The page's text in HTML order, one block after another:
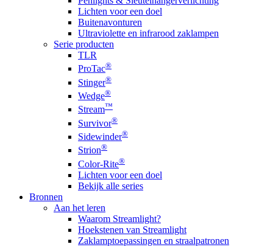
Lichten voor een doel
Buitenavonturen
Ultraviolette en infrarood zaklampen
Serie producten
TLR
ProTac®
Stinger®
Wedge®
Stream™
Survivor®
Sidewinder®
Strion®
Color-Rite®
Lichten voor een doel
Bekijk alle series
Bronnen
Aan het leren
Waarom Streamlight?
Hoekstenen van Streamlight
Zaklamptoepassingen en straalpatronen